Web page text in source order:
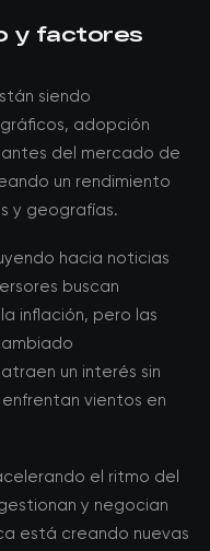
y factores
siendo
adopción
del mercado de
un rendimiento
y geografías.
hacia noticias
buscan
inflación, pero las
un interés sin
vientos en
el ritmo del
y negocian
está creando nuevas